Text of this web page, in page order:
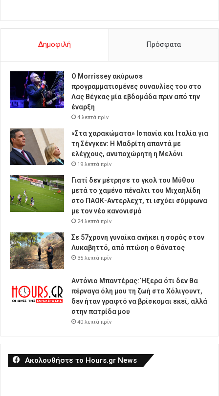
Δημοφιλή Πρόσφατα
Ο Morrissey ακύρωσε
προγραμματισμένες συναυλίες του στο
Λας Βέγκας μία εβδομάδα πριν από την
έναρξη
4 λεπτά πρίν
«Στα χαρακώματα» Ισπανία και Ιταλία για
τη Σένγκεν: Η Μαδρίτη απαντά με
ελέγχους, ανυποχώρητη η Μελόνι
19 λεπτά πρίν
Γιατί δεν μέτρησε το γκολ του Μύθου
μετά το χαμένο πέναλτι του Μιχαηλίδη
στο ΠΑΟΚ-Αντερλεχτ, τι ισχύει σύμφωνα
με τον νέο κανονισμό
24 λεπτά πρίν
Σε 57χρονη γυναίκα ανήκει η σορός στον
Λυκαβηττό, από πτώση ο θάνατος
35 λεπτά πρίν
Αντόνιο Μπαντέρας: Ήξερα ότι δεν θα
πέρναγα όλη μου τη ζωή στο Χόλιγουντ,
δεν ήταν γραφτό να βρίσκομαι εκεί, αλλά
στην πατρίδα μου
40 λεπτά πρίν
Ακολουθήστε το Hours.gr News